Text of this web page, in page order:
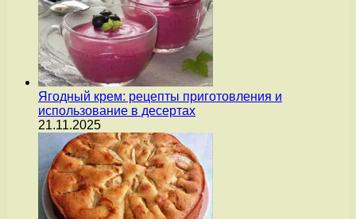
Ягодный крем: рецепты приготовления и
использование в десертах
21.11.2025